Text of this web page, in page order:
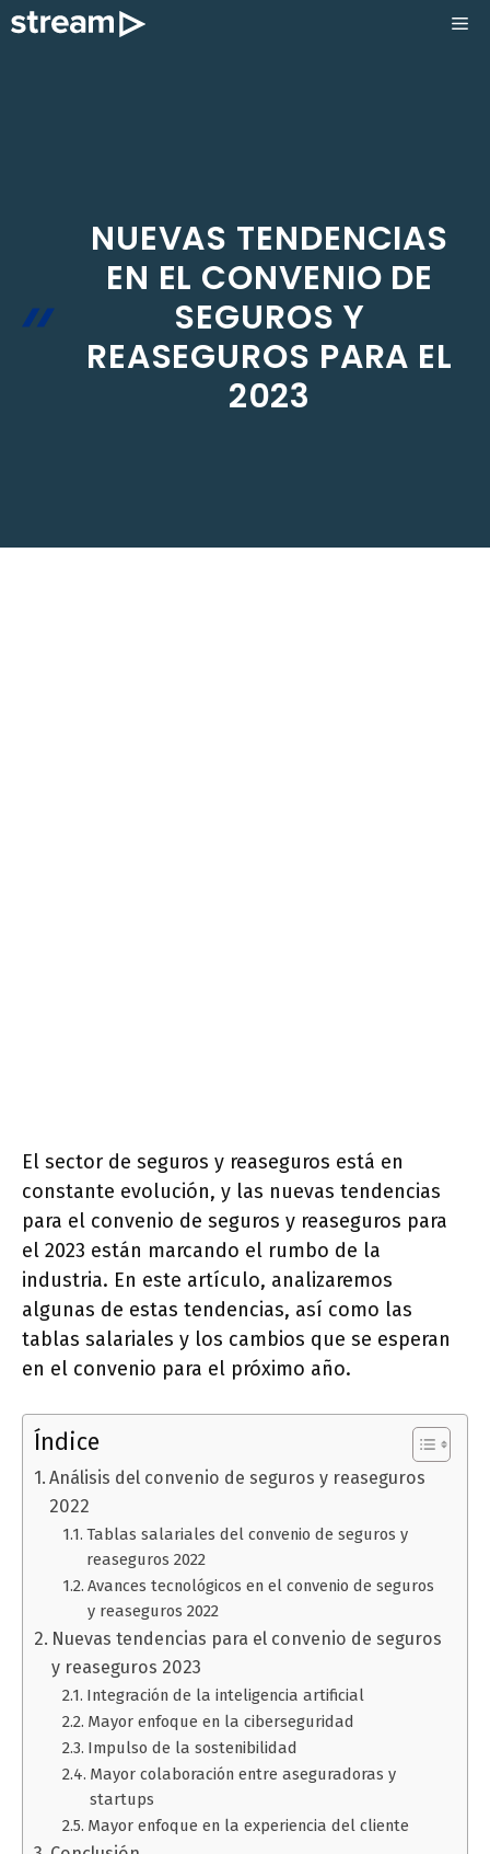
Saltar
NUEVAS TENDENCIAS
EN EL CONVENIO DE
SEGUROS Y
REASEGUROS PARA EL
2023
El sector de seguros y reaseguros está en
constante evolución, y las nuevas tendencias
para el convenio de seguros y reaseguros para
el 2023 están marcando el rumbo de la
industria. En este artículo, analizaremos
algunas de estas tendencias, así como las
tablas salariales y los cambios que se esperan
en el convenio para el próximo año.
Índice
Análisis del convenio de seguros y reaseguros
2022
Tablas salariales del convenio de seguros y
reaseguros 2022
Avances tecnológicos en el convenio de seguros
y reaseguros 2022
Nuevas tendencias para el convenio de seguros
y reaseguros 2023
Integración de la inteligencia artificial
Mayor enfoque en la ciberseguridad
Impulso de la sostenibilidad
Mayor colaboración entre aseguradoras y
startups
Mayor enfoque en la experiencia del cliente